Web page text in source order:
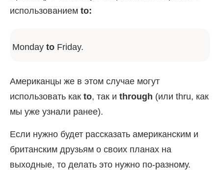
использованием to:
Monday to Friday.
Американцы же в этом случае могут
использовать как to, так и through (или thru, как
мы уже узнали ранее).
Если нужно будет рассказать американским и
британским друзьям о своих планах на
выходные, то делать это нужно по-разному.